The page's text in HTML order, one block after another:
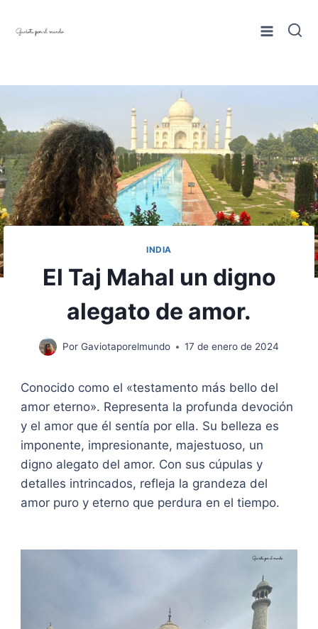
INDIA
El Taj Mahal un digno
alegato de amor.
Por Gaviotaporelmundo 17 de enero de 2024
Conocido como el «testamento más bello del
amor eterno». Representa la profunda devoción
y el amor que él sentía por ella. Su belleza es
imponente, impresionante, majestuoso, un
digno alegato del amor. Con sus cúpulas y
detalles intrincados, refleja la grandeza del
amor puro y eterno que perdura en el tiempo.